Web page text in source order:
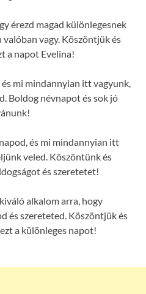
érezd magad különlegesnek
vagy. Köszöntjük és
a napot Evelina!
és mi mindannyian itt vagyunk,
Boldog névnapot és sok jó
és mi mindannyian itt
veled. Köszöntünk és
és szeretetet!
alkalom arra, hogy
és szereteted. Köszöntjük és
a különleges napot!